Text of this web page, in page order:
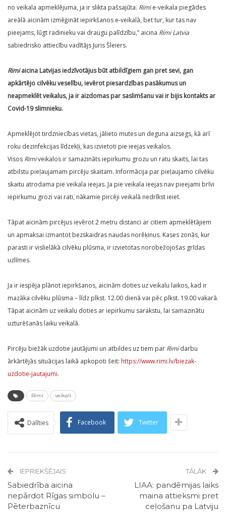
no veikala apmeklējuma, ja ir slikta pašsajūta. Rimie-veikala piegādes
areālā aicinām izmēģināt iepirkšanos e-veikalā, bet tur, kur tas nav
pieejams, lūgt radinieku vai draugu palīdzību,” aicina Rimi Latvia
sabiedrisko attiecību vadītājs Juris Šleiers.
Rimiaicina Latvijas iedzīvotājus būt atbildīgiem gan pret sevi, gan
apkārtējo cilvēku veselību, ievērot piesardzības pasākumus un
neapmeklēt veikalus, ja ir aizdomas par saslimšanu vai ir bijis kontakts ar
Covid-19 slimnieku.
Apmeklējot tirdzniecības vietas, jālieto mutes un deguna aizsegs, kā arī
roku dezinfekcijas līdzekļi, kas izvietoti pie ieejas veikalos.
Visos Rimiveikalos ir samazināts iepirkumu grozu un ratu skaits, lai tas
atbilstu pieļaujamam pircēju skaitam. Informācija par pieļaujamo cilvēku
skaitu atrodama pie veikala ieejas. Ja pie veikala ieejas nav pieejami brīvi
iepirkumu grozi vai rati, nākamie pircēji veikalā nedrīkst ieiet.
Tāpat aicinām pircējus ievērot 2 metru distanci ar citiem apmeklētājiem
un apmaksai izmantot bezskaidras naudas norēķinus. Kases zonās, kur
parasti ir vislielākā cilvēku plūsma, ir izvietotas norobežojošas grīdas
uzlīmes.
Ja ir iespēja plānot iepirkšanos, aicinām doties uz veikalu laikos, kad ir
mazāka cilvēku plūsma – līdz plkst. 12.00 dienā vai pēc plkst. 19.00 vakarā.
Tāpat aicinām uz veikalu doties ar iepirkumu sarakstu, lai samazinātu
uzturēšanās laiku veikalā.
Pircēju biežāk uzdotie jautājumi un atbildes uz tiem par Rimidarbu
ārkārtējās situācijas laikā apkopoti šeit: https://www.rimi.lv/biezak-
uzdotie-jautajumi.
Rimi veikali
Dalīties Facebook Twitter
IEPRIEKŠĒJAIS
Sabiedrība aicina
nepārdot Rīgas simbolu –
Pēterbaznīcu
TĀLĀK
LIAA: pandēmijas laiks
maina attieksmi pret
ceļošanu pa Latviju